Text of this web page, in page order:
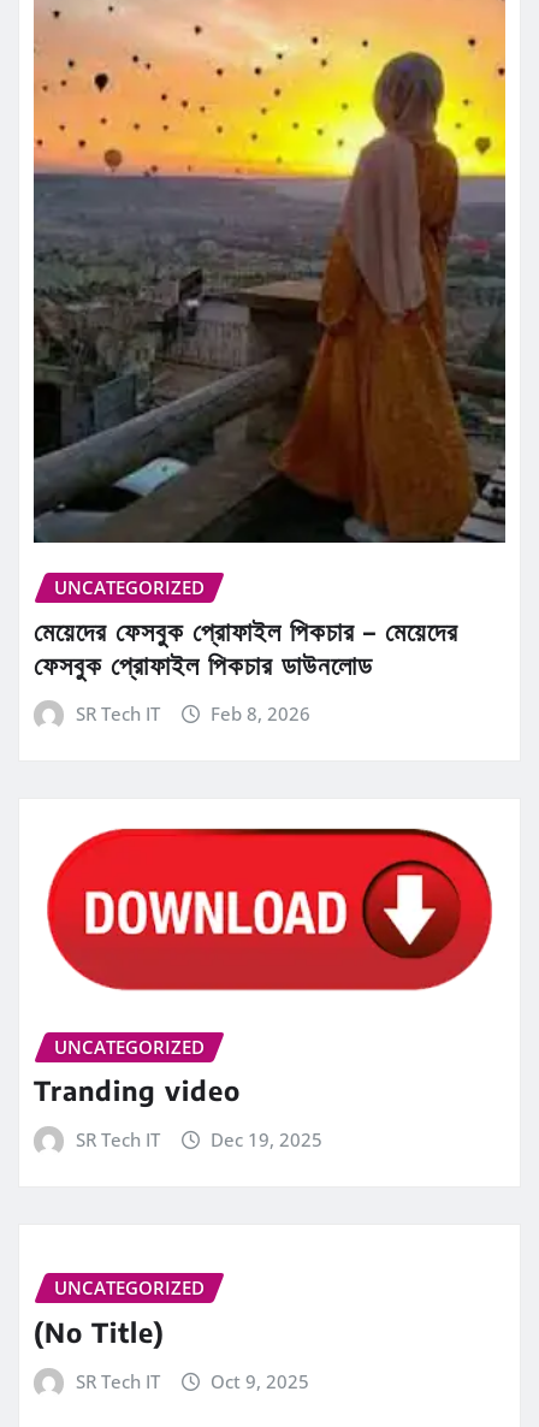
UNCATEGORIZED
মেয়েদের ফেসবুক প্রোফাইল পিকচার – মেয়েদের
ফেসবুক প্রোফাইল পিকচার ডাউনলোড
SR Tech IT Feb 8, 2026
UNCATEGORIZED
Tranding video
SR Tech IT Dec 19, 2025
UNCATEGORIZED
(No Title)
SR Tech IT Oct 9, 2025